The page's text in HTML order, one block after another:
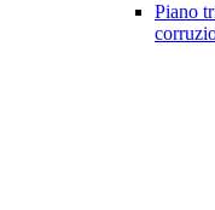
Piano